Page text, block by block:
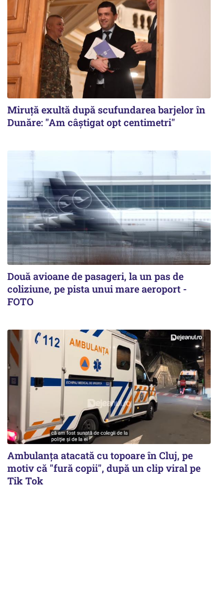
Miruță exultă după scufundarea barjelor în
Dunăre: "Am câștigat opt centimetri"
Două avioane de pasageri, la un pas de
coliziune, pe pista unui mare aeroport -
FOTO
Ambulanța atacată cu topoare în Cluj, pe
motiv că "fură copii", după un clip viral pe
Tik Tok